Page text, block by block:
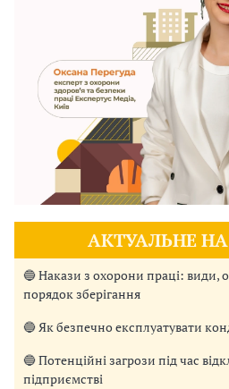
АКТУАЛЬНЕ
🔵 Накази з охорони праці: види,
порядок зберігання
🔵 Як безпечно експлуатувати
🔵 Потенційні загрози під час
підприємстві